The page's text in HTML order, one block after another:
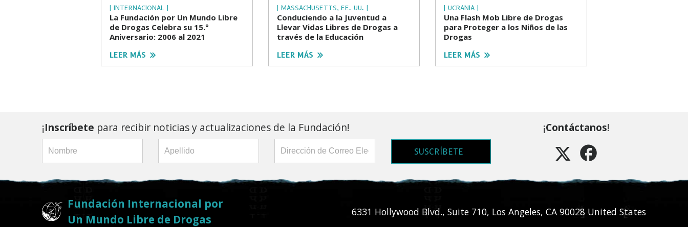
| INTERNACIONAL |
La Fundación por Un Mundo Libre
de Drogas Celebra su 15.°
Aniversario: 2006 al 2021
LEER MÁS
| MASSACHUSETTS, EE. UU. |
Conduciendo a la Juventud a
Llevar Vidas Libres de Drogas a
través de la Educación
LEER MÁS
| UCRANIA |
Una Flash Mob Libre de Drogas
para Proteger a los Niños de las
Drogas
LEER MÁS
¡Inscríbete para recibir noticias y actualizaciones de la Fundación!
SUSCRÍBETE
¡Contáctanos!
Fundación Internacional por
Un Mundo Libre de Drogas
6331 Hollywood Blvd., Suite 710, Los Angeles, CA 90028 United States